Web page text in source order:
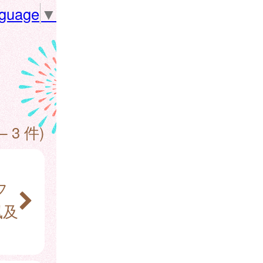
▼
3 件)